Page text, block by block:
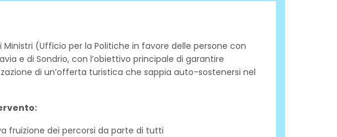
(Ufficio per la Politiche in favore delle persone con
e di Sondrio, con l’obiettivo principale di garantire
di un’offerta turistica che sappia auto-sostenersi nel
fruizione dei percorsi da parte di tutti